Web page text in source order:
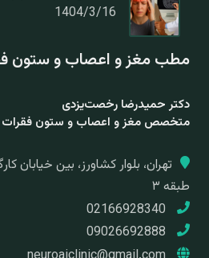
1404/3/16
مطب مغز و اعصاب و ستون
دکتر حمیدرضا رخصت‌یزدی
متخصص مغز و اعصاب و ستون فقرات
طبقه ۳